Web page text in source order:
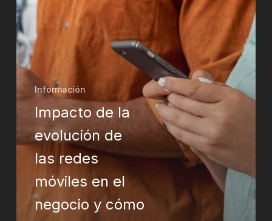
el
negocio
y
cómo
prepararse
para
el
futuro
Información
Impacto de la
evolución de
las redes
móviles en el
negocio y cómo